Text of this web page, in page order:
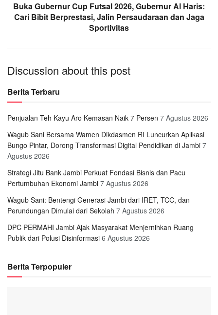
Buka Gubernur Cup Futsal 2026, Gubernur Al Haris:
Cari Bibit Berprestasi, Jalin Persaudaraan dan Jaga
Sportivitas
Discussion about this post
Berita Terbaru
Penjualan Teh Kayu Aro Kemasan Naik 7 Persen 7 Agustus 2026
Wagub Sani Bersama Wamen Dikdasmen RI Luncurkan Aplikasi
Bungo Pintar, Dorong Transformasi Digital Pendidikan di Jambi 7
Agustus 2026
Strategi Jitu Bank Jambi Perkuat Fondasi Bisnis dan Pacu
Pertumbuhan Ekonomi Jambi 7 Agustus 2026
Wagub Sani: Bentengi Generasi Jambi dari IRET, TCC, dan
Perundungan Dimulai dari Sekolah 7 Agustus 2026
DPC PERMAHI Jambi Ajak Masyarakat Menjernihkan Ruang
Publik dari Polusi Disinformasi 6 Agustus 2026
Berita Terpopuler